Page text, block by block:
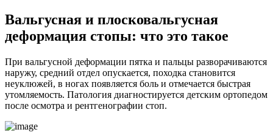
Вальгусная и плосковальгусная
деформация стопы: что это такое
При вальгусной деформации пятка и пальцы разворачиваются
наружу, средний отдел опускается, походка становится
неуклюжей, в ногах появляется боль и отмечается быстрая
утомляемость. Патология диагностируется детским ортопедом
после осмотра и рентгенографии стоп.